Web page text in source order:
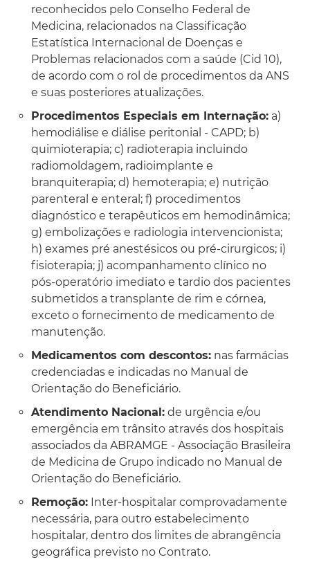
reconhecidos pelo Conselho Federal de
Medicina, relacionados na Classificação
Estatística Internacional de Doenças e
Problemas relacionados com a saúde (Cid 10),
de acordo com o rol de procedimentos da ANS
e suas posteriores atualizações.
Procedimentos Especiais em Internação: a)
hemodiálise e diálise peritonial - CAPD; b)
quimioterapia; c) radioterapia incluindo
radiomoldagem, radioimplante e
branquiterapia; d) hemoterapia; e) nutrição
parenteral e enteral; f) procedimentos
diagnóstico e terapêuticos em hemodinâmica;
g) embolizações e radiologia intervencionista;
h) exames pré anestésicos ou pré-cirurgicos; i)
fisioterapia; j) acompanhamento clínico no
pós-operatório imediato e tardio dos pacientes
submetidos a transplante de rim e córnea,
exceto o fornecimento de medicamento de
manutenção.
Medicamentos com descontos: nas farmácias
credenciadas e indicadas no Manual de
Orientação do Beneficiário.
Atendimento Nacional: de urgência e/ou
emergência em trânsito através dos hospitais
associados da ABRAMGE - Associação Brasileira
de Medicina de Grupo indicado no Manual de
Orientação do Beneficiário.
Remoção: Inter-hospitalar comprovadamente
necessária, para outro estabelecimento
hospitalar, dentro dos limites de abrangência
geográfica previsto no Contrato.